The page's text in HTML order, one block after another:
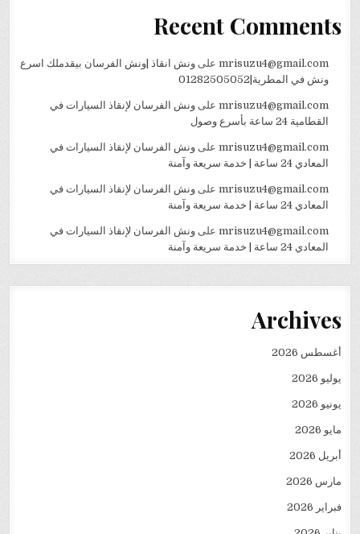
Recent Comments
mrisuzu4@gmail.comعلى ونش انقاذ |ونش الفرسان بيقدملك اسرع
ونش في المطرية|01282505052
mrisuzu4@gmail.comعلى ونش الفرسان لإنقاذ السيارات في
القطامية 24 ساعة بأسرع وصول
mrisuzu4@gmail.comعلى ونش الفرسان لإنقاذ السيارات في
المعادي 24 ساعة | خدمة سريعة وآمنة
mrisuzu4@gmail.comعلى ونش الفرسان لإنقاذ السيارات في
المعادي 24 ساعة | خدمة سريعة وآمنة
mrisuzu4@gmail.comعلى ونش الفرسان لإنقاذ السيارات في
المعادي 24 ساعة | خدمة سريعة وآمنة
Archives
أغسطس 2026
يوليو 2026
يونيو 2026
مايو 2026
أبريل 2026
مارس 2026
فبراير 2026